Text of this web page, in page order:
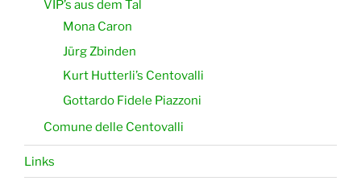
VIP’s aus dem Tal
Mona Caron
Jürg Zbinden
Kurt Hutterli’s Centovalli
Gottardo Fidele Piazzoni
Comune delle Centovalli
Links